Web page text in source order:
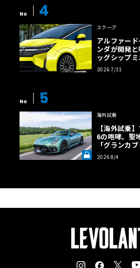
キットは、ボディのプロポーションは
ドライトがやや大き過ぎる気がする。
れはそのままにして、他に直した箇所
ントグリル上端左右からルーフ後半下
ールが省略されているのだ。デビルに
ッド・ブロアムならではの特徴である
に繋がっているので、これをプラ材で
組み立てはまず、開閉式のトランクリ
しようがない（注：キットオリジナル
プなどが収まっている）ので固定。ボ
部のメッキパーツは、剥離してボディ
エンジンフードはボディとの隙間を埋
フロントウィンドウ左右の切り欠きが
もプラ板で埋める。これに伴いエンジ
取り除いて、開閉式をやめて取り外し
No 4
スクープ
アルファー
ンダが開発
ッグシップ
超の勝算【予
2026 7/31
No 5
海外試乗
【海外試乗
6の咆哮。聖
「グランカ
ロフェオ3台
LANT LAB》
2026 8/4